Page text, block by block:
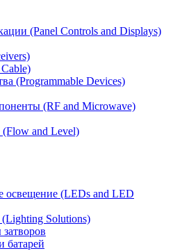
(Panel Controls and Displays)
(Programmable Devices)
(RF and Microwave)
and Level)
освещение (LEDs and LED
Solutions)